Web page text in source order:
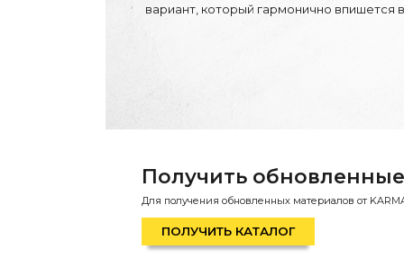
Творческая мастерская (латунь, медь)
Производство архитектурного и декоративного освещения
вариант, который гармонично впишется
Получить
Для получения обновленных материалов от
ПОЛУЧИТЬ КАТАЛОГ